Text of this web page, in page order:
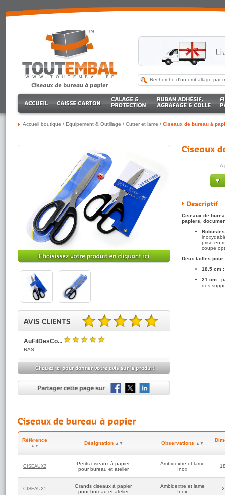
Accueil boutique / Equipement & Outillage / Cutter et lame / Ciseaux de bureau à
5.00 sur 5 basé sur 3 note(s).
AuFilDesCo...
RAS
Pauline
5/5
(réf:CISEAUX2)
Ciseaux simples, agréables et solides. Bien
A
Ciseaux de
papiers,
prise en
coupe
Deux tailles
18.5 cm :
21 cm :
des
Référence
▲▼
Désignation ▲▼ Observations ▲▼
CISEAUX2
Petits ciseaux à papier
pour bureau et atelier
Ambidextre et lame
Inox
CISEAUX1
Grands ciseaux à papier
pour bureau et atelier
Ambidextre et lame
Inox